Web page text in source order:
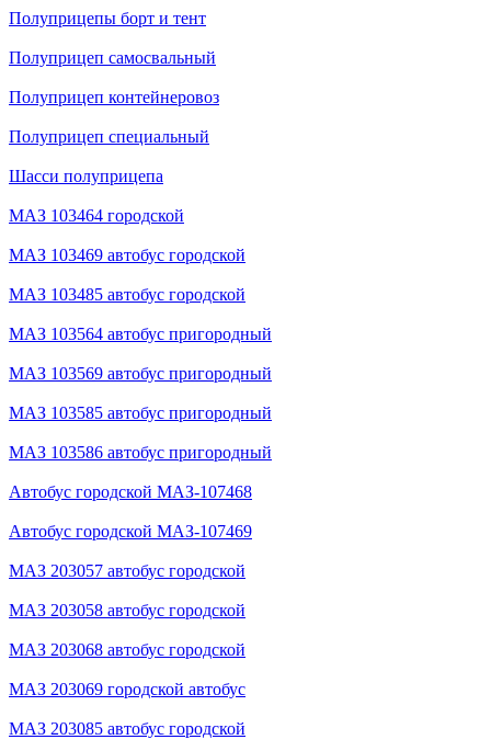
Полуприцепы борт и тент
Полуприцеп самосвальный
Полуприцеп контейнеровоз
Полуприцеп специальный
Шасси полуприцепа
МАЗ 103464 городской
МАЗ 103469 автобус городской
МАЗ 103485 автобус городской
МАЗ 103564 автобус пригородный
МАЗ 103569 автобус пригородный
МАЗ 103585 автобус пригородный
МАЗ 103586 автобус пригородный
Автобус городской МАЗ-107468
Автобус городской МАЗ-107469
МАЗ 203057 автобус городской
МАЗ 203058 автобус городской
МАЗ 203068 автобус городской
МАЗ 203069 городской автобус
МАЗ 203085 автобус городской